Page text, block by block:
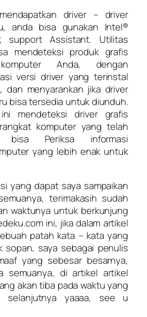
driver – driver
anda bisa gunakan Intel®
support Assistant. Utilitas
mendeteksi produk grafis
Anda, dengan
versi driver yang terinstal
dan menyarankan jika driver
bisa tersedia untuk diunduh.
mendeteksi driver grafis
komputer yang telah
bisa Periksa informasi
yang lebih enak untuk
yang dapat saya sampaikan
terimakasih sudah
waktunya untuk berkunjung
ini, jika dalam artikel
patah kata – kata yang
sopan, saya sebagai penulis
yang sebesar besarnya,
semuanya, di artikel artikel
akan tiba pada waktu yang
selanjutnya yaaaa, see u